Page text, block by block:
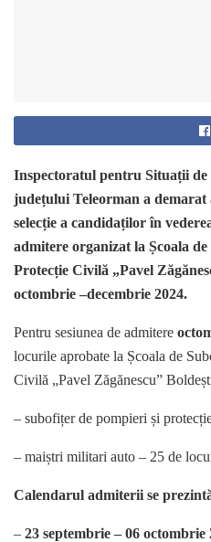
Inspectoratul pentru Situații
județului Teleorman a
selecție a candidaților în
admitere organizat la Școala
Protecție Civilă „Pavel
octombrie –decembrie 2024.
Pentru sesiunea de admitere
locurile aprobate la Școala de
Civilă „Pavel Zăgănescu”
– subofițer de pompieri și
– maiștri militari auto – 25 de
Calendarul admiterii se
– 23 septembrie – 06 octombrie